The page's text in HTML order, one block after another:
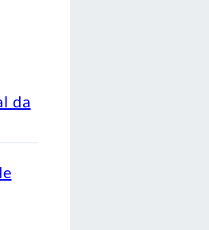
da